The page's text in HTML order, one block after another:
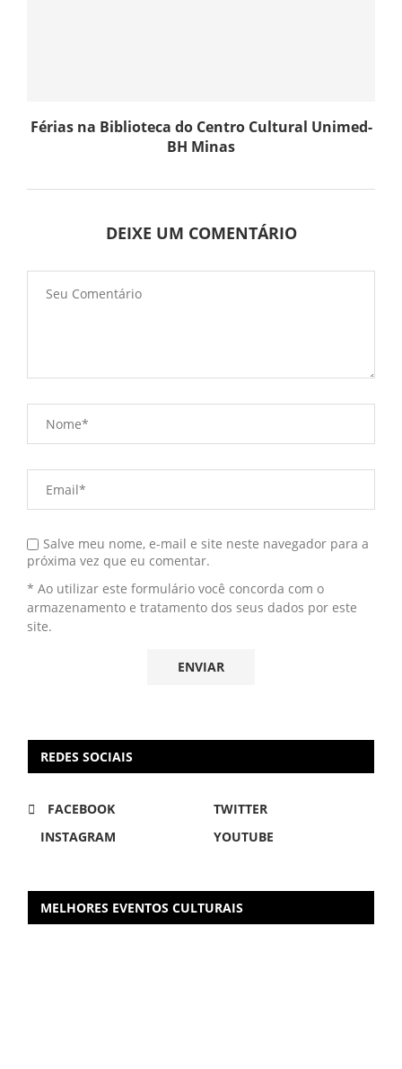
Férias na Biblioteca do Centro Cultural Unimed-
BH Minas
DEIXE UM COMENTÁRIO
Salve meu nome, e-mail e site neste navegador para a
próxima vez que eu comentar.
* Ao utilizar este formulário você concorda com o
armazenamento e tratamento dos seus dados por este
site.
REDES SOCIAIS
FACEBOOK
TWITTER
INSTAGRAM
YOUTUBE
MELHORES EVENTOS CULTURAIS